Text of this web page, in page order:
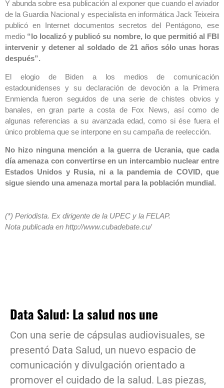
Y abunda sobre esa publicación al exponer que cuando el aviador
de la Guardia Nacional y especialista en informática Jack Teixeira
publicó en Internet documentos secretos del Pentágono, ese
medio “lo localizó y publicó su nombre, lo que permitió al FBI
intervenir y detener al soldado de 21 años sólo unas horas
después”.
El elogio de Biden a los medios de comunicación
estadounidenses y su declaración de devoción a la Primera
Enmienda fueron seguidos de una serie de chistes obvios y
banales, en gran parte a costa de Fox News, así como de
algunas referencias a su avanzada edad, como si ése fuera el
único problema que se interpone en su campaña de reelección.
No hizo ninguna mención a la guerra de Ucrania, que cada
día amenaza con convertirse en un intercambio nuclear entre
Estados Unidos y Rusia, ni a la pandemia de COVID, que
sigue siendo una amenaza mortal para la población mundial.
(*) Periodista. Ex dirigente de la UPEC y la FELAP.
Nota publicada en http://www.cubadebate.cu/
Data Salud: La salud nos une
Con una serie de cápsulas audiovisuales, se
presentó Data Salud, un nuevo espacio de
comunicación y divulgación orientado a
promover el cuidado de la salud. Las piezas,